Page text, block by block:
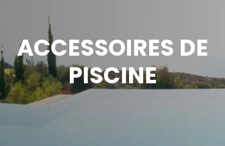
ACCESSOIRES DE
PISCINE